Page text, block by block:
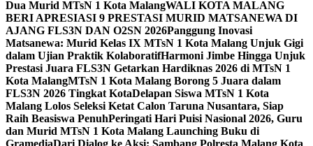
Dua Murid MTsN 1 Kota MalangWALI KOTA MALANG
BERI APRESIASI 9 PRESTASI MURID MATSANEWA DI
AJANG FLS3N DAN O2SN 2026Panggung Inovasi
Matsanewa: Murid Kelas IX MTsN 1 Kota Malang Unjuk Gigi
dalam Ujian Praktik KolaboratifHarmoni Jimbe Hingga Unjuk
Prestasi Juara FLS3N Getarkan Hardiknas 2026 di MTsN 1
Kota MalangMTsN 1 Kota Malang Borong 5 Juara dalam
FLS3N 2026 Tingkat KotaDelapan Siswa MTsN 1 Kota
Malang Lolos Seleksi Ketat Calon Taruna Nusantara, Siap
Raih Beasiswa PenuhPeringati Hari Puisi Nasional 2026, Guru
dan Murid MTsN 1 Kota Malang Launching Buku di
GramediaDari Dialog ke Aksi: Sambang Polresta Malang Kota